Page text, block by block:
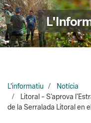
L'informatiu
Notícia
Litoral - S’aprova
LitoralA finals d’any